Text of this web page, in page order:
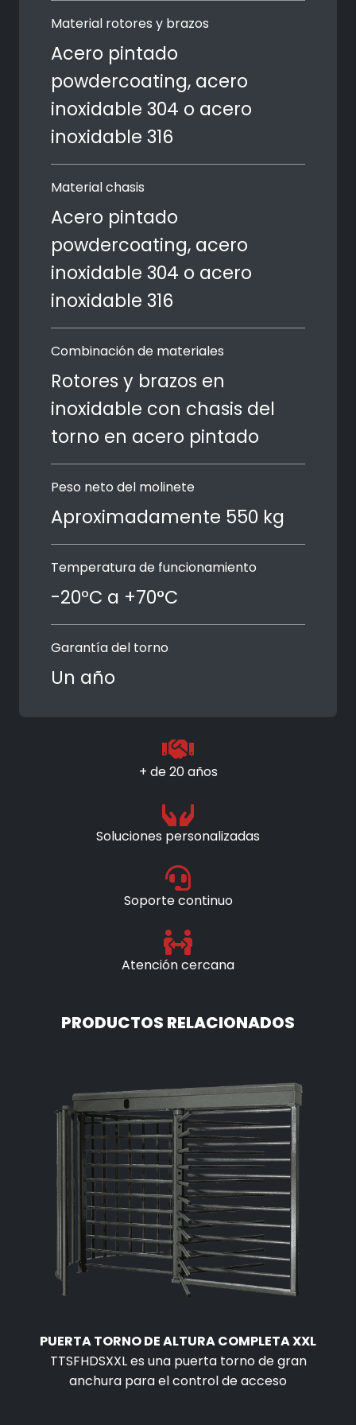
Material rotores y brazos
Acero pintado
powdercoating, acero
inoxidable 304 o acero
inoxidable 316
Material chasis
Acero pintado
powdercoating, acero
inoxidable 304 o acero
inoxidable 316
Combinación de materiales
Rotores y brazos en
inoxidable con chasis del
torno en acero pintado
Peso neto del molinete
Aproximadamente 550 kg
Temperatura de funcionamiento
-20ºC a +70°C
Garantía del torno
Un año
+ de 20 años
Soluciones personalizadas
Soporte continuo
Atención cercana
PRODUCTOS RELACIONADOS
PUERTA TORNO DE ALTURA COMPLETA XXL
TTSFHDSXXL es una puerta torno de gran
anchura para el control de acceso